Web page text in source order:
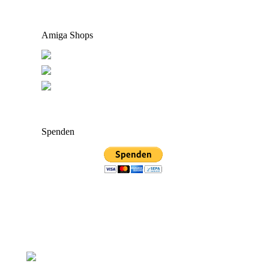
Amiga Shops
Spenden